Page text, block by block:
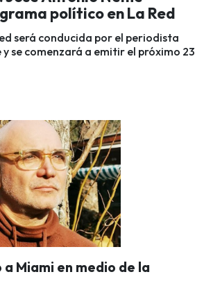
político en La Red
será conducida por el periodista
se comenzará a emitir el próximo 23
a Miami en medio de la